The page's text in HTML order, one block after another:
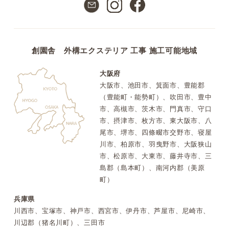
創園舎 外構エクステリア 工事 施工可能地域
大阪府
大阪市、池田市、箕面市、豊能郡
（豊能町・能勢町）、吹田市、豊中
市、高槻市、茨木市、門真市、守口
市、摂津市、枚方市、東大阪市、八
尾市、堺市、四條畷市交野市、寝屋
川市、柏原市、羽曳野市、大阪狭山
市、松原市、大東市、藤井寺市、三
島郡（島本町）、南河内郡（美原
町）
兵庫県
川西市、宝塚市、神戸市、西宮市、伊丹市、芦屋市、尼崎市、
川辺郡（猪名川町）、三田市